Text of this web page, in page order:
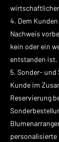
4. Dem
Nachweis
kein oder ein
entstanden ist.
5. Sonder- und
Kunde im
Reservierung
personalisierte